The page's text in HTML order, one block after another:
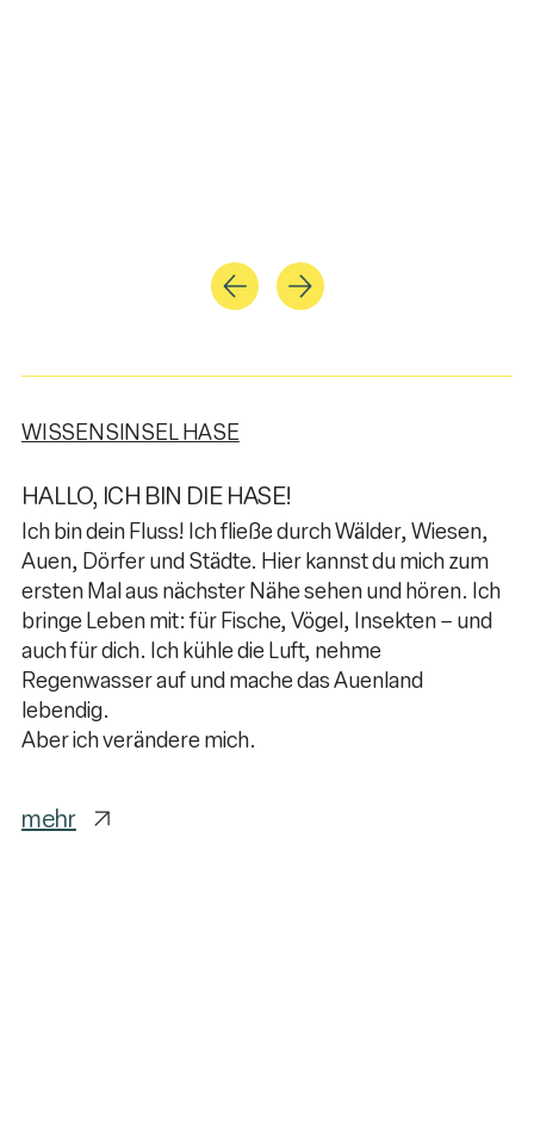
WISSENSINSEL HASE
HALLO, ICH BIN DIE HASE!
Ich bin dein Fluss! Ich fließe durch Wälder, Wiesen,
Auen, Dörfer und Städte. Hier kannst du mich zum
ersten Mal aus nächster Nähe sehen und hören. Ich
bringe Leben mit: für Fische, Vögel, Insekten – und
auch für dich. Ich kühle die Luft, nehme
Regenwasser auf und mache das Auenland
lebendig.
Aber ich verändere mich.
mehr